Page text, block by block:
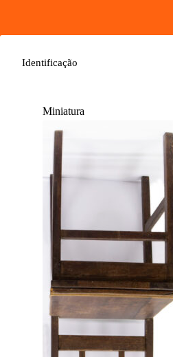
Identificação
Miniatura